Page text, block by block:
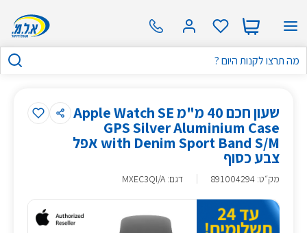
שעון חכם 40 מ"מ Apple Watch SE
GPS Silver Aluminium Case
with Denim Sport Band S/M אפל
צבע כסוף
מק״ט:
891004294 דגם: MXEC3QI/A